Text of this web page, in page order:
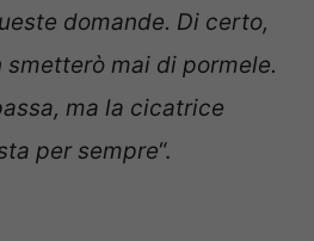
domande. Di certo,
smetterò mai di pormele.
ma la cicatrice
per sempre“.